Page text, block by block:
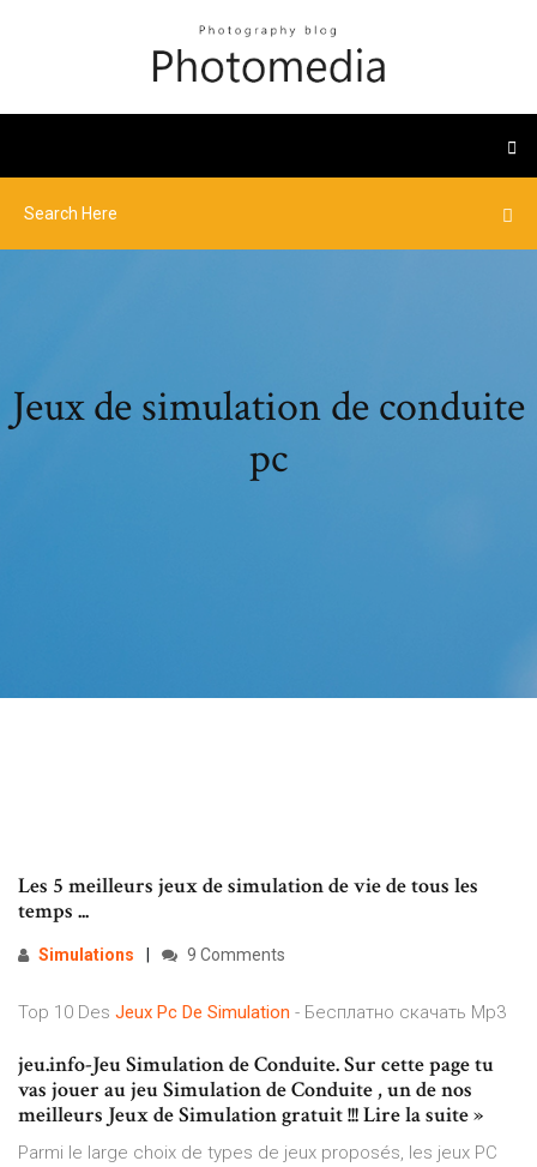
Jeux de simulation de conduite
pc
Les 5 meilleurs jeux de simulation de vie de tous les
temps ...
Simulations 9 Comments
Top 10 Des Jeux Pc De Simulation - Бесплатно скачать Mp3
jeu.info-Jeu Simulation de Conduite. Sur cette page tu
vas jouer au jeu Simulation de Conduite , un de nos
meilleurs Jeux de Simulation gratuit !!! Lire la suite »
Parmi le large choix de types de jeux proposés, les jeux PC